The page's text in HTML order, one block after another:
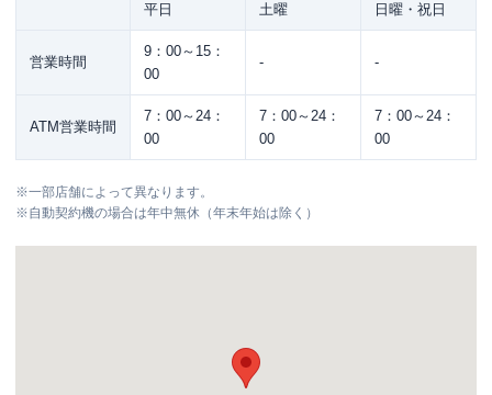
平日 土曜 日曜・祝日
営業時間
9：00～15：
00
- -
ATM営業時間
7：00～24：
00
7：00～24：
00
7：00～24：
00
※一部店舗によって異なります。
※自動契約機の場合は年中無休（年末年始は除く）